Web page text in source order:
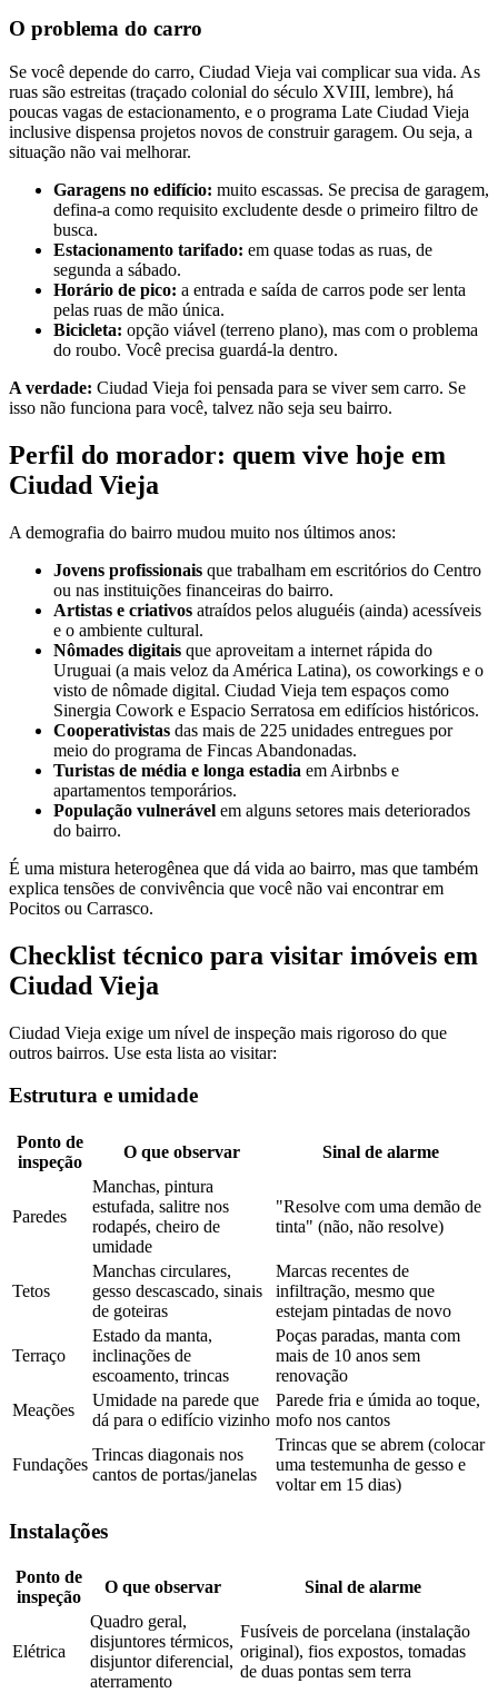
O problema do carro
Se você depende do carro, Ciudad Vieja vai complicar sua vida. As
ruas são estreitas (traçado colonial do século XVIII, lembre), há
poucas vagas de estacionamento, e o programa Late Ciudad Vieja
inclusive dispensa projetos novos de construir garagem. Ou seja, a
situação não vai melhorar.
Garagens no edifício: muito escassas. Se precisa de garagem,
defina-a como requisito excludente desde o primeiro filtro de
busca.
Estacionamento tarifado: em quase todas as ruas, de
segunda a sábado.
Horário de pico: a entrada e saída de carros pode ser lenta
pelas ruas de mão única.
Bicicleta: opção viável (terreno plano), mas com o problema
do roubo. Você precisa guardá-la dentro.
A verdade: Ciudad Vieja foi pensada para se viver sem carro. Se
isso não funciona para você, talvez não seja seu bairro.
Perfil do morador: quem vive hoje em
Ciudad Vieja
A demografia do bairro mudou muito nos últimos anos:
Jovens profissionais que trabalham em escritórios do Centro
ou nas instituições financeiras do bairro.
Artistas e criativos atraídos pelos aluguéis (ainda) acessíveis
e o ambiente cultural.
Nômades digitais que aproveitam a internet rápida do
Uruguai (a mais veloz da América Latina), os coworkings e o
visto de nômade digital. Ciudad Vieja tem espaços como
Sinergia Cowork e Espacio Serratosa em edifícios históricos.
Cooperativistas das mais de 225 unidades entregues por
meio do programa de Fincas Abandonadas.
Turistas de média e longa estadia em Airbnbs e
apartamentos temporários.
População vulnerável em alguns setores mais deteriorados
do bairro.
É uma mistura heterogênea que dá vida ao bairro, mas que também
explica tensões de convivência que você não vai encontrar em
Pocitos ou Carrasco.
Checklist técnico para visitar imóveis em
Ciudad Vieja
Ciudad Vieja exige um nível de inspeção mais rigoroso do que
outros bairros. Use esta lista ao visitar:
Estrutura e umidade
Ponto de
inspeção
O que observar Sinal de alarme
Paredes
Manchas, pintura
estufada, salitre nos
rodapés, cheiro de
umidade
"Resolve com uma demão de
tinta" (não, não resolve)
Tetos
Manchas circulares,
gesso descascado, sinais
de goteiras
Marcas recentes de
infiltração, mesmo que
estejam pintadas de novo
Terraço
Estado da manta,
inclinações de
escoamento, trincas
Poças paradas, manta com
mais de 10 anos sem
renovação
Meações
Umidade na parede que
dá para o edifício vizinho
Parede fria e úmida ao toque,
mofo nos cantos
Fundações
Trincas diagonais nos
cantos de portas/janelas
Trincas que se abrem (colocar
uma testemunha de gesso e
voltar em 15 dias)
Instalações
Ponto de
inspeção
O que observar Sinal de alarme
Elétrica
Quadro geral,
disjuntores térmicos,
disjuntor diferencial,
aterramento
Fusíveis de porcelana (instalação
original), fios expostos, tomadas
de duas pontas sem terra